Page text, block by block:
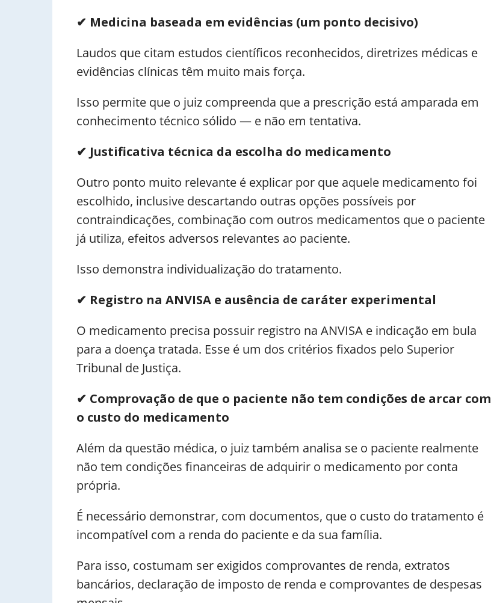
✔ Medicina baseada em evidências (um ponto decisivo)
Laudos que citam estudos científicos reconhecidos, diretrizes médicas e
evidências clínicas têm muito mais força.
Isso permite que o juiz compreenda que a prescrição está amparada em
conhecimento técnico sólido — e não em tentativa.
✔ Justificativa técnica da escolha do medicamento
Outro ponto muito relevante é explicar por que aquele medicamento foi
escolhido, inclusive descartando outras opções possíveis por
contraindicações, combinação com outros medicamentos que o paciente
já utiliza, efeitos adversos relevantes ao paciente.
Isso demonstra individualização do tratamento.
✔ Registro na ANVISA e ausência de caráter experimental
O medicamento precisa possuir registro na ANVISA e indicação em bula
para a doença tratada. Esse é um dos critérios fixados pelo Superior
Tribunal de Justiça.
✔ Comprovação de que o paciente não tem condições de arcar com
o custo do medicamento
Além da questão médica, o juiz também analisa se o paciente realmente
não tem condições financeiras de adquirir o medicamento por conta
própria.
É necessário demonstrar, com documentos, que o custo do tratamento é
incompatível com a renda do paciente e da sua família.
Para isso, costumam ser exigidos comprovantes de renda, extratos
bancários, declaração de imposto de renda e comprovantes de despesas